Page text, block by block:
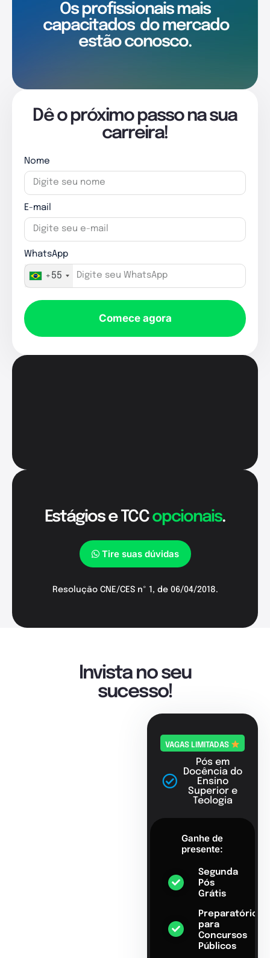
Os profissionais mais
capacitados do mercado
estão conosco.
Dê o próximo passo na sua
carreira!
Nome
E-mail
WhatsApp
+55
Comece agora
Estágios e TCCopcionais.
Tire suas dúvidas
Resolução CNE/CES nº 1, de 06/04/2018.
Invista no seu
sucesso!
VAGAS LIMITADAS
Pós em
Docência do
Ensino
Superior e
Teologia
Ganhe de
presente:
Segunda
Pós
Grátis
Preparatório
para
Concursos
Públicos